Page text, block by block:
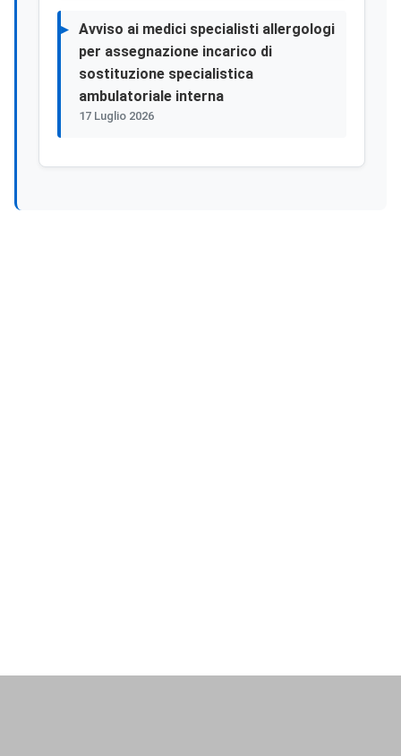
Avviso ai medici specialisti allergologi
per assegnazione incarico di
sostituzione specialistica
ambulatoriale interna
17 Luglio 2026